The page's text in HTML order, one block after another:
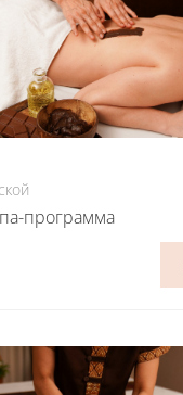
программа